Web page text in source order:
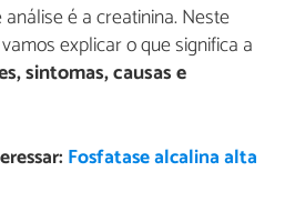
é a creatinina. Neste
explicar o que significa a
sintomas, causas e
Fosfatase alcalina alta